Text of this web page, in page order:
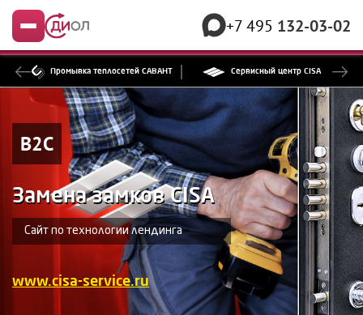
Меню +7 495 132-03-02
Промывка теплосетей САВАНТ Сервисный центр CISA
B2C
Замена замков CISA
Сайт по технологии лендинга
www.cisa-service.ru